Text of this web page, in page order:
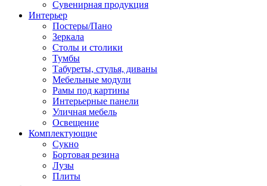
Сувенирная продукция
Интерьер
Постеры/Пано
Зеркала
Столы и столики
Тумбы
Табуреты, стулья, диваны
Мебельные модули
Рамы под картины
Интерьерные панели
Уличная мебель
Освещение
Комплектующие
Сукно
Бортовая резина
Лузы
Плиты